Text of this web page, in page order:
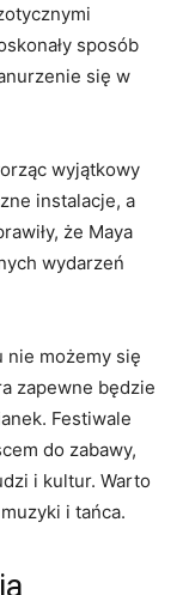
sposób​
się w
wyjątkowy
instalacje, a
że Maya
wydarzeń
nie możemy się
zapewne będzie
Festiwale
do zabawy,
i kultur. Warto
i tańca.